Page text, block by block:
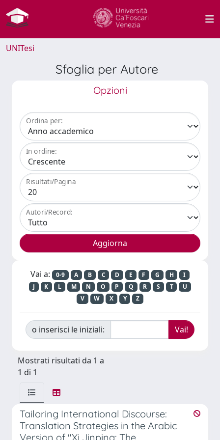
UNITesi
Sfoglia per Autore
Opzioni
Ordina per:
In ordine:
Risultati/Pagina
Autori/Record:
Vai a: 0-9 A B C D E F G H
I
J
K L M N O P Q R S T
U
V
W X Y Z
o inserisci le iniziali:
Mostrati risultati da 1 a
1 di 1
Tailoring International Discourse:
Translation Strategies in the Arabic
Version of "Xi Jinping: The